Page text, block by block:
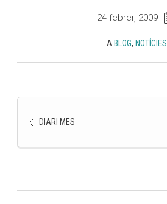
24 febrer, 2009
A BLOG, NOTÍCIES
DIARI MES